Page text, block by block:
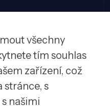
všechny
tím souhlas
zařízení, což
stránce, s
našimi